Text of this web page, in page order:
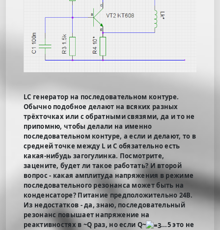
LC генератор на последовательном контуре.
Обычно подобное делают на всяких разных
трёхточках или с обратными связями, да и то не
припомню, чтобы делали на именно
последовательном контуре, а если и делают, то в
средней точке между L и C обязательно есть
какая-нибудь загогулинка. Посмотрите,
зацените, будет ли такое работать? И второй
вопрос - какая амплитуда напряжения в режиме
последовательного резонанса может быть на
конденсаторе? Питание предположительно 24В.
Из недостатков - да, знаю, последовательный
резонанс повышает напряжение на
реактивностях в ~Q раз, но если Q~
...5 это не